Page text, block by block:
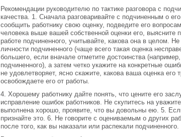
Рекомендации руководителю по тактике разговора с
качества. 1. Сначала разговаривайте с подчиненным о
сообщить работнику свою оценку, подведите его
человека выше вашей собственной оценки его, выясните
работе подчиненного, учитывайте, какова она в целом.
личности подчиненного (чаще всего такая оценка
большего, если вначале отметите достоинства
подчиненного), а затем четко укажите на конкретные
не удовлетворяет, ясно скажите, какова ваша оценка
освобождаете его от работы.
4. Хорошему работнику дайте понять, что цените его
исправление ошибок работников. Не скупитесь на
выполнена хорошо, проявите, что вы довольны ею. 5.
признайте это. 6. Не говорите с оцениваемым о других
после того, как вы наказали или распекали подчиненного.